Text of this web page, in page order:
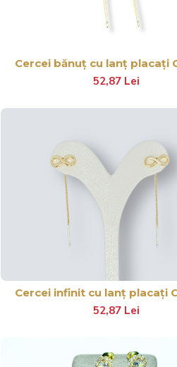
Cercei bănuț cu lanț placați
52,87 Lei
Cercei infinit cu lanț placați
52,87 Lei